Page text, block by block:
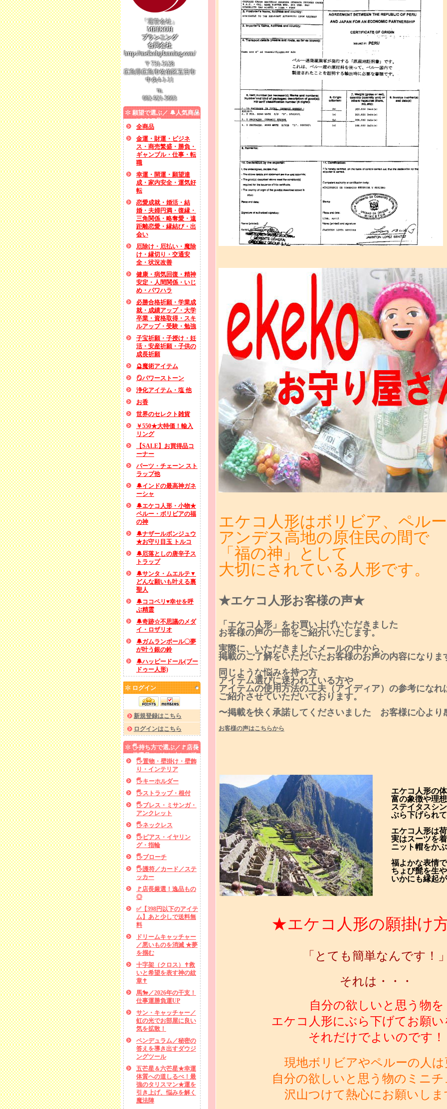
「運営会社」
MEIKOH
プランニング
合同会社
http://meikohplanning.com/
〒731-5128
広島県広島市佐伯区五日市
中央4-1-11
℡
082-921-5603
願望で選ぶ／ 🔔人気商品
／ SALE品
全商品
金運・財運・ビジネ
ス・商売繁盛・勝負・
ギャンブル・仕事・転
職
幸運・開運・願望達
成・家内安全・運気好
転
恋愛成就・婚活・結
婚・夫婦円満・復縁・
三角関係・略奪愛・遠
距離恋愛・縁結び・出
会い
厄除け・厄払い・魔除
け・縁切り・交通安
全・状況改善
健康・病気回復・精神
安定・人間関係・いじ
め・パワハラ
必勝合格祈願・学業成
就・成績アップ・大学
卒業・資格取得・スキ
ルアップ・受験・勉強
子宝祈願・子授け・妊
活・安産祈願・子供の
成長祈願
🔮魔術アイテム
🪞パワーストーン
浄化アイテム・塩 他
お香
世界のセレクト雑貨
￥550★大特価！輸入
リング
【SALE】お買得品コ
ーナー
パーツ・チェーン スト
ラップ他
🔔インドの最高神ガネ
ーシャ
🔔エケコ人形・小物★
ペルー・ボリビアの福
の神
🔔ナザールボンジュウ
★お守り目玉 トルコ
🔔厄落としの唐辛子ス
トラップ
🔔サンタ・ムエルテ▼
どんな願いも叶える裏
聖人
🔔ココペリ♥幸せを呼
ぶ精霊
🔔奇跡☆不思議のメダ
イ・ロザリオ
🔔ガムランボール〇夢
が叶う銀の鈴
🔔ハッピードール(ブー
ドゥー人形)
ログイン
新規登録はこちら
ログインはこちら
🖐️持ち方で選ぶ／🚩店長
厳選品／✅あと少しで送
料無料
🖐️置物・壁掛け・壁飾
り・インテリア
🖐️キーホルダー
🖐️ストラップ・根付
🖐️ブレス・ミサンガ・
アンクレット
🖐️ネックレス
🖐️ピアス・イヤリン
グ・指輪
🖐️ブローチ
🖐️護符／カード／ステ
ッカー
🚩店長厳選！逸品もの
◎
✅【398円以下のアイテ
ム】あと少しで送料無
料
ドリームキャッチャー
／悪いものを消滅 ★夢
を掴む
十字架（クロス）✝救
いと希望を表す神の紋
章✝
馬🐎／2026年の干支！
仕事運勝負運UP
サン・キャッチャー／
虹の光でお部屋に良い
気を拡散！
ペンデュラム／秘密の
答えを導き出すダウジ
ングツール
五芒星＆六芒星★幸運
体質への道しるべ！最
強のタリスマン★運を
引き上げ、悩みを解く
魔法陣
エケコ人形はボリビア、ペル
アンデス高地の原住民の間で
「福の神」として
大切にされている人形です。
★エケコ人形お客様の声★
「エケコ人形」をお買い上げいただきました
お客様の声の一部をご紹介いたします。
実際に、いただきましたメールの中から、
掲載のご了解をいただいたお客様のお声の内容になりま
同じような悩みを持つ方
アイテム選びに迷われている方や
アイテムの使用方法の工夫（アイディア）の参考になれ
ご紹介させていただいております。
〜掲載を快く承諾してくださいました お客様に心より
お客様の声はこちらから
エケコ人形の
富の象徴や理
ステイタスシ
ぶら下げられ
エケコ人形は
実はスーツを
ニット帽をか
福よかな表情
ちょび髭を生
いかにも縁起
★エケコ人形の願掛け
「とても簡単なんです！
それは・・・
自分の欲しいと思う物を
エケコ人形にぶら下げてお願
それだけでよいのです！
現地ボリビアやペルーの人は
自分の欲しいと思う物のミニ
沢山つけて熱心にお願いしま